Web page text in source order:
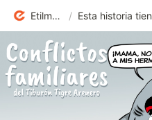
Etilmercurio /